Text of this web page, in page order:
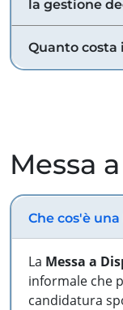
la gestione
Quanto costa
Messa
Che cos'è una
La Messa a
informale che
candidatura